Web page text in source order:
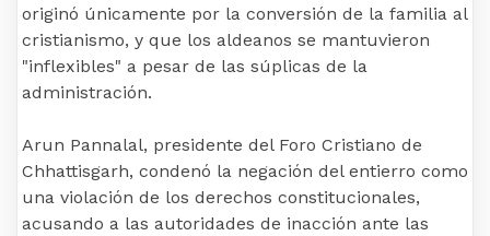
originó únicamente por la conversión de la familia al
cristianismo, y que los aldeanos se mantuvieron
"inflexibles" a pesar de las súplicas de la
administración.
Arun Pannalal, presidente del Foro Cristiano de
Chhattisgarh, condenó la negación del entierro como
una violación de los derechos constitucionales,
acusando a las autoridades de inacción ante las